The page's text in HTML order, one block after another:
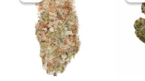
17,99 €.7,99 €.